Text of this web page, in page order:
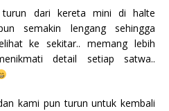
turun dari kereta mini di halte
semakin lengang sehingga
ke sekitar.. memang lebih
detail setiap satwa..
kami pun turun untuk kembali